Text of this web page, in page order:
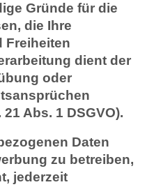
Gründe für die
die Ihre
Freiheiten
dient der
oder
Abs. 1 DSGVO).
Daten
zu betreiben,
jederzeit